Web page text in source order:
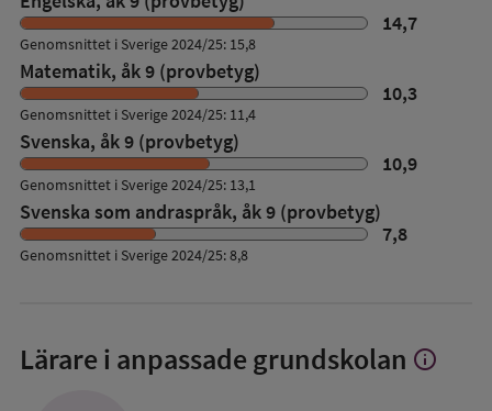
14,7
Genomsnittet i Sverige 2024/25: 15,8
Matematik, åk 9 (provbetyg)
10,3
Genomsnittet i Sverige 2024/25: 11,4
Svenska, åk 9 (provbetyg)
10,9
Genomsnittet i Sverige 2024/25: 13,1
Svenska som andraspråk, åk 9 (provbetyg)
7,8
Genomsnittet i Sverige 2024/25: 8,8
Lärare i anpassade grundskolan Visa
info